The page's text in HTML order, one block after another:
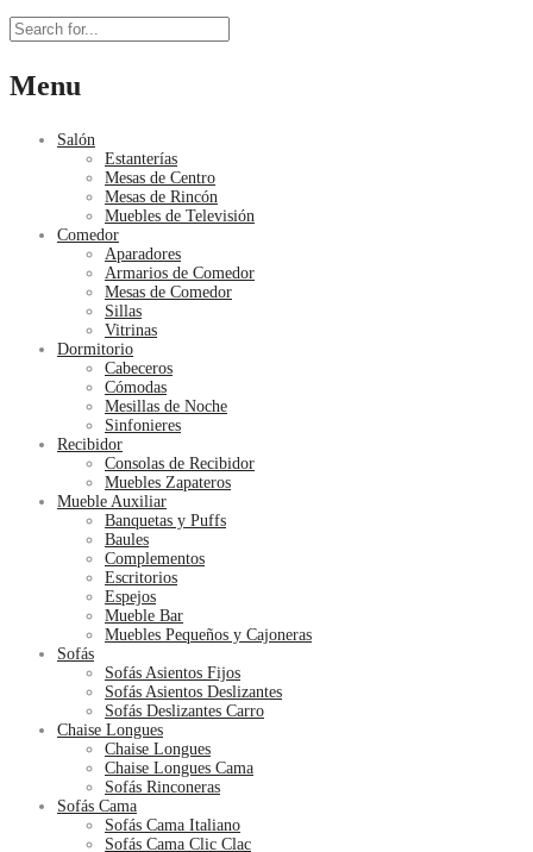
Menu
Salón
Estanterías
Mesas de Centro
Mesas de Rincón
Muebles de Televisión
Comedor
Aparadores
Armarios de Comedor
Mesas de Comedor
Sillas
Vitrinas
Dormitorio
Cabeceros
Cómodas
Mesillas de Noche
Sinfonieres
Recibidor
Consolas de Recibidor
Muebles Zapateros
Mueble Auxiliar
Banquetas y Puffs
Baules
Complementos
Escritorios
Espejos
Mueble Bar
Muebles Pequeños y Cajoneras
Sofás
Sofás Asientos Fijos
Sofás Asientos Deslizantes
Sofás Deslizantes Carro
Chaise Longues
Chaise Longues
Chaise Longues Cama
Sofás Rinconeras
Sofás Cama
Sofás Cama Italiano
Sofás Cama Clic Clac